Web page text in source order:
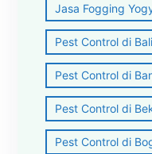
Jasa Fogging
Pest Control di Bali
Pest Control di
Pest Control di
Pest Control di